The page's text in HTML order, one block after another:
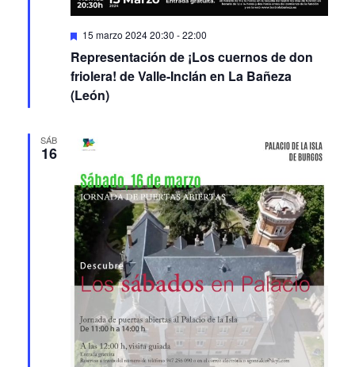
Featured
15 marzo 2024 20:30 -22:00
Representación de ¡Los cuernos de don
friolera! de Valle-Inclán en La Bañeza
(León)
SÁB
16